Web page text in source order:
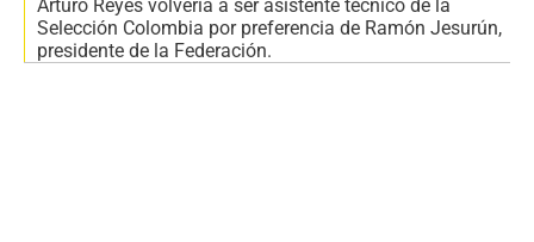
Arturo Reyes volvería a ser asistente técnico de la
Selección Colombia por preferencia de Ramón Jesurún,
presidente de la Federación.